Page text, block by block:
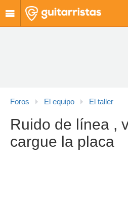
Foros El equipo El taller
Ruido de línea ,
cargue la placa